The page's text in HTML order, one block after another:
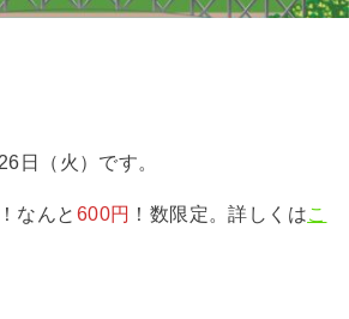
日（火）です。
なんと 600円 ！数限定。詳しくはこ